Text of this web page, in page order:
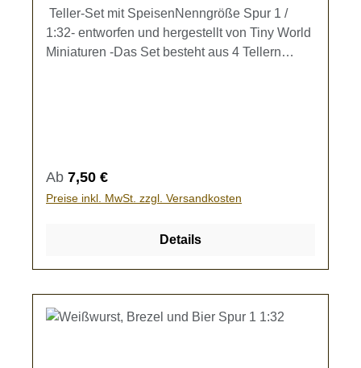
Teller-Set mit SpeisenNenngröße Spur 1 /
1:32- entworfen und hergestellt von Tiny World
Miniaturen -Das Set besteht aus 4 Tellern
Regulärer Preis:
Ab 7,50 €
Preise inkl. MwSt. zzgl. Versandkosten
Details